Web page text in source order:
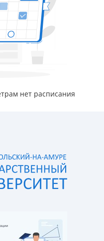
нет расписания